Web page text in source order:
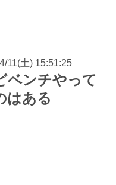
11(土) 15:51:25
ベンチやって
はある